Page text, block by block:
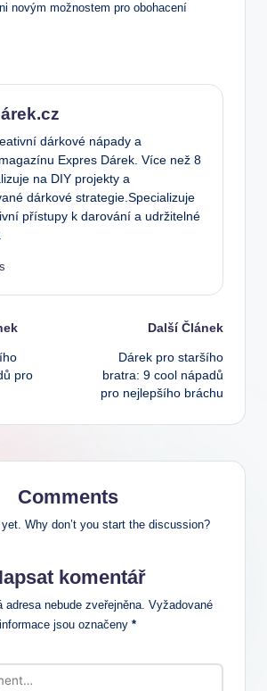
novým ⁤možnostem pro obohacení
dárkové nápady a
Expres Dárek. Více než 8
na DIY projekty a
dárkové strategie.Specializuje
přístupy k darování a udržitelné
pro
Další Článek
Dárek pro staršího
bratra: 9 cool nápadů
pro nejlepšího bráchu
Comments
Why don’t you start the discussion?
komentář
adresa nebude zveřejněna. Vyžadované
informace jsou označeny *